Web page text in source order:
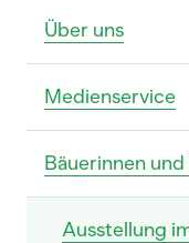
Über uns
Medienservice
Bäuerinnen
Ausstellung